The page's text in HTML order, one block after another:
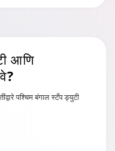
आणि
पश्चिम बंगाल स्टँप ड्युटी